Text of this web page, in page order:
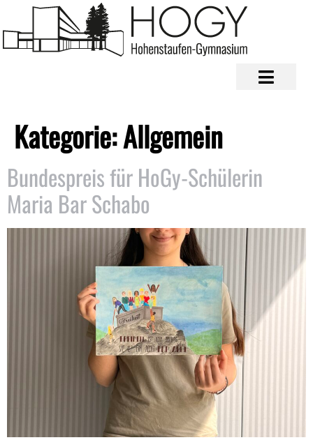
Kategorie:Allgemein
Bundespreis für HoGy-Schülerin
Maria Bar Schabo